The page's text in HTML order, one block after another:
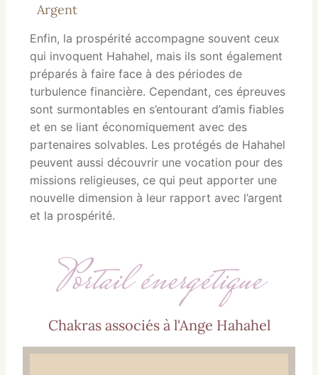
Argent
Enfin, la prospérité accompagne souvent ceux
qui invoquent Hahahel, mais ils sont également
préparés à faire face à des périodes de
turbulence financière. Cependant, ces épreuves
sont surmontables en s’entourant d’amis fiables
et en se liant économiquement avec des
partenaires solvables. Les protégés de Hahahel
peuvent aussi découvrir une vocation pour des
missions religieuses, ce qui peut apporter une
nouvelle dimension à leur rapport avec l’argent
et la prospérité.
Portail énergétique
Chakras associés à l'Ange Hahahel